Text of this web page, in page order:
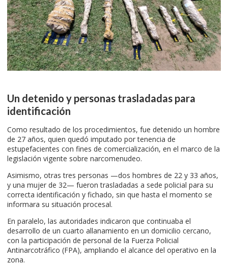
Un detenido y personas trasladadas para
identificación
Como resultado de los procedimientos, fue detenido un hombre
de 27 años, quien quedó imputado por tenencia de
estupefacientes con fines de comercialización, en el marco de la
legislación vigente sobre narcomenudeo.
Asimismo, otras tres personas —dos hombres de 22 y 33 años,
y una mujer de 32— fueron trasladadas a sede policial para su
correcta identificación y fichado, sin que hasta el momento se
informara su situación procesal.
En paralelo, las autoridades indicaron que continuaba el
desarrollo de un cuarto allanamiento en un domicilio cercano,
con la participación de personal de la Fuerza Policial
Antinarcotráfico (FPA), ampliando el alcance del operativo en la
zona.